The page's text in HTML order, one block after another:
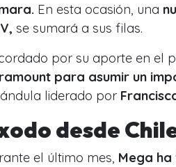
En esta ocasión, una
se sumará a sus filas.
por su aporte en el
para asumir un
liderado por
desde
el último mes, Mega